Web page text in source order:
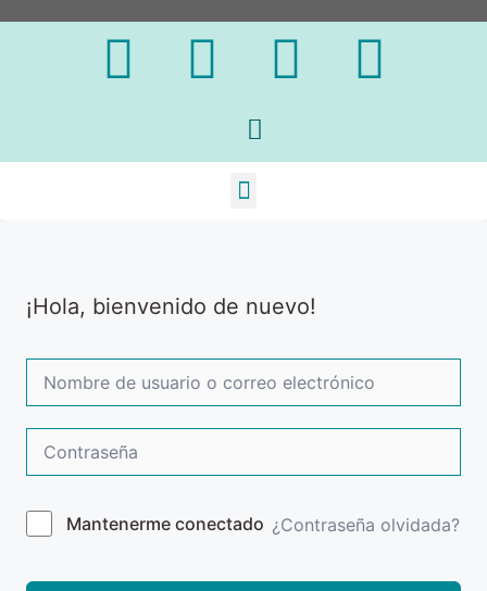
¡Hola, bienvenido de nuevo!
Mantenerme conectado ¿Contraseña olvidada?